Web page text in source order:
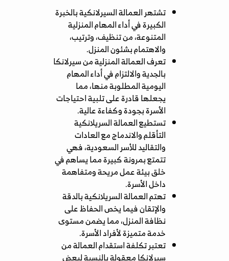
تشتهر العمالة السيرلانكية بالخبرة
الكبيرة في أداء المهام المنزلية
المتنوعة، من تنظيف، وترتيب،
والاهتمام بشئون المنزل.
تعرف العمالة المنزلية من سيرلانكا
بالجدية والالتزام في أداء المهام
اليومية المطلوبة منها، مما
يجعلها قادرة على تلبية احتياجات
الأسرة بجودة وكفاءة عالية.
تستطيع العمالة السريلانكية
التأقلم والاندماج مع العادات
والتقاليد للأسر السعودية، فهي
تتمتع بمرونة كبيرة مما يساهم في
خلق بيئة عمل مريحة ومتفاهمة
داخل الأسرة.
تهتم العمالة السريلانكية بالدقة
والإتقان فيما يخص الحفاظ على
نظافة المنزل، مما يضمن مستوى
خدمة متميزة لأفراد الأسرة.
تعتبر تكلفة استقدام العمالة من
سيرلانكا معقولة بالنسبة لبعض